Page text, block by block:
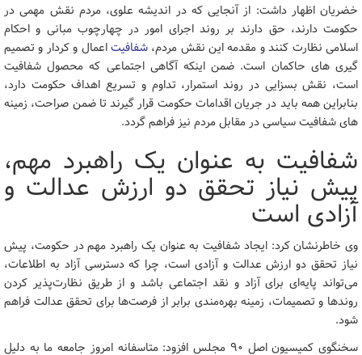
خضریان اظهار داشت: از آنجایی که در اندیشه علوی، مردم نقش مهمی در
حکومت دارند، حق دارند بر روند اجرای امور در چهارچوب مبانی و احکام
اسلامی نظارت کنند و مقدمه این نقش مردم،شفافیتاعمال و کردار و تصمیم
گیری های حاکمان است. ضمن اینکه آگاهی اجتماعی که محصول شفافیت
است، نقش بسزایی در روند استمرار، تداوم و تسریع اهداف حکومت دارد،
بنابراین همه باید در جریان اقدامات حکومت قرار گیرند تا ضمن صراحت، زمینه
های شفافیت سیاسی در مقابل مردم نیز فراهم گردد.
شفافیت به عنوان یک راهبرد مهم،
پیش نیاز تحقق دو ارزش عدالت و
آزادی است
وی خاطرنشان کرد: ایجاد شفافیت به عنوان یک راهبرد مهم در حکومت، پیش
نیاز تحقق دو ارزش عدالت و آزادی است، چرا که دسترسی آزاد به اطلاعات،
می‌تواند پایه‌ای برای آزاد و نقد اجتماعی باشد و از طریق نظارت‌پذیر کردن
روندها و تصمیمات، زمینه بهره‌مندی برابر از فرصت‌ها برای تحقق عدالت فراهم
شود.
سخنگوی کمیسیون اصل 90 مجلس افزود: متاسفانه امروز جامعه ما به دلیل